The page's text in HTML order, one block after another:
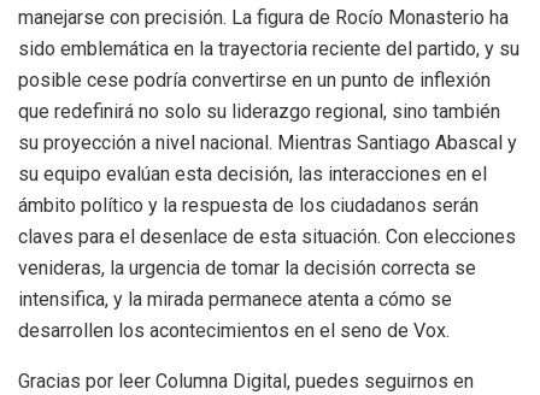
manejarse con precisión. La figura de Rocío Monasterio ha
sido emblemática en la trayectoria reciente del partido, y su
posible cese podría convertirse en un punto de inflexión
que redefinirá no solo su liderazgo regional, sino también
su proyección a nivel nacional. Mientras Santiago Abascal y
su equipo evalúan esta decisión, las interacciones en el
ámbito político y la respuesta de los ciudadanos serán
claves para el desenlace de esta situación. Con elecciones
venideras, la urgencia de tomar la decisión correcta se
intensifica, y la mirada permanece atenta a cómo se
desarrollen los acontecimientos en el seno de Vox.
Gracias por leer Columna Digital, puedes seguirnos en